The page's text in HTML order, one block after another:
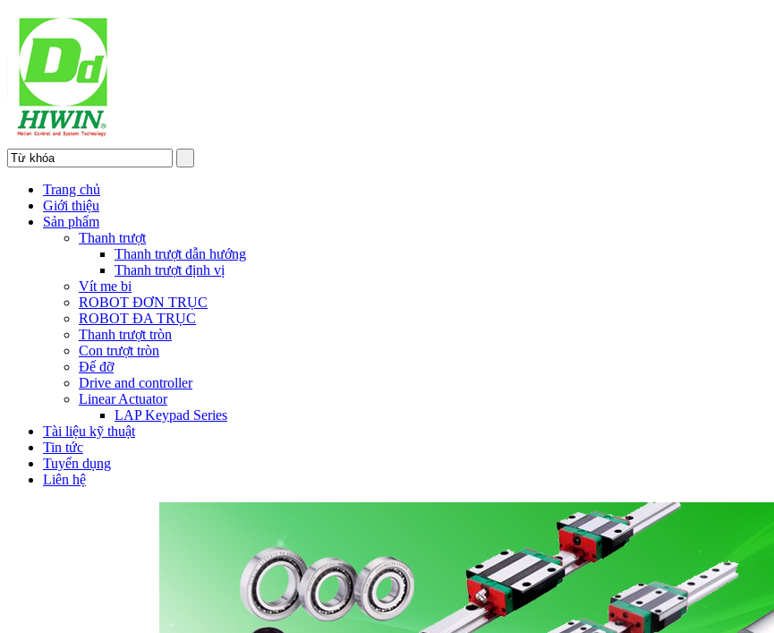
Trang chủ
Giới thiệu
Sản phẩm
Thanh trượt
Thanh trượt dẫn hướng
Thanh trượt định vị
Vít me bi
ROBOT ĐƠN TRỤC
ROBOT ĐA TRỤC
Thanh trượt tròn
Con trượt tròn
Đế đỡ
Drive and controller
Linear Actuator
LAP Keypad Series
Tài liệu kỹ thuật
Tin tức
Tuyển dụng
Liên hệ